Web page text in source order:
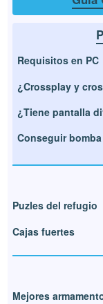
Requisitos en PC
¿Crossplay y
¿Tiene pantalla
Conseguir
Puzles del refugio
Cajas fuertes
Mejores